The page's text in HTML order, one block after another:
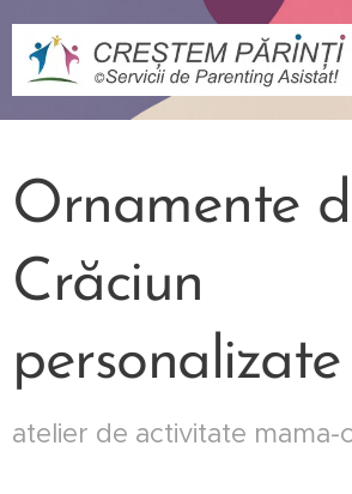
Ornamente
Crăciun
personalizate
atelier de activitate mama-